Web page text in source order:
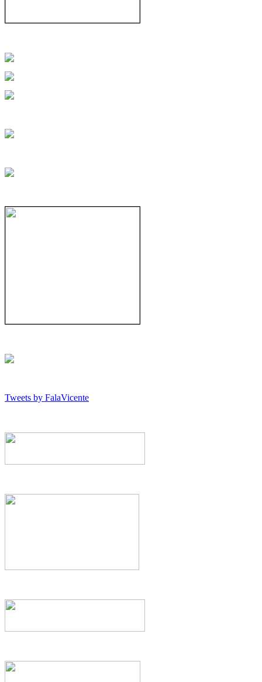
Tweets by FalaVicente